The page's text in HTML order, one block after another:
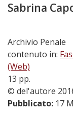
Sabrina
Archivio Penale
contenuto in:
(Web)
13 pp.
© del'autore
Pubblicato: 17